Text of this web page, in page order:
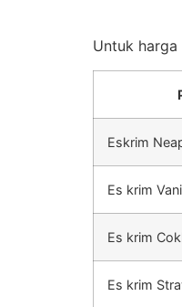
Untuk
Eskrim
Es krim
Es krim
Es krim